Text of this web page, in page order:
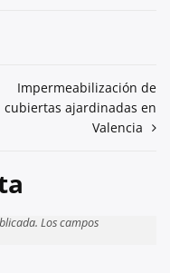
Impermeabilización de
cubiertas ajardinadas en
Valencia
Los campos